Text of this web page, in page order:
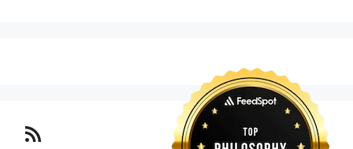
Lo blog Surimposium